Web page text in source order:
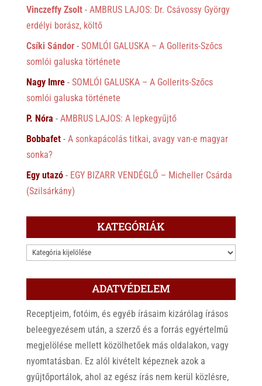
Vinczeffy Zsolt- AMBRUS LAJOS: Dr. Csávossy György
erdélyi borász, költő
Csíki Sándor- SOMLÓI GALUSKA – A Gollerits-Szőcs
somlói galuska története
Nagy Imre- SOMLÓI GALUSKA – A Gollerits-Szőcs
somlói galuska története
P. Nóra - AMBRUS LAJOS: A lepkegyűjtő
Bobbafet- A sonkapácolás titkai, avagy van-e magyar
sonka?
Egy utazó- EGY BIZARR VENDÉGLŐ – Micheller Csárda
(Szilsárkány)
KATEGÓRIÁK
KATEGÓRIÁK
ADATVÉDELEM
Receptjeim, fotóim, és egyéb írásaim kizárólag írásos
beleegyezésem után, a szerző és a forrás egyértelmű
megjelölése mellett közölhetőek más oldalakon, vagy
nyomtatásban. Ez alól kivételt képeznek azok a
gyűjtőportálok, ahol az egész írás nem kerül közlésre,